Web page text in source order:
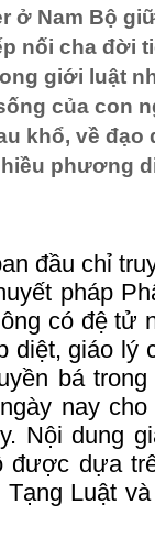
ở Nam Bộ
nối cha đời
giới luật
của con
khổ, về
phương
đầu chỉ
pháp
có đệ tử
diệt, giáo lý
bá
nay cho
Nội dung
được dựa
Luật